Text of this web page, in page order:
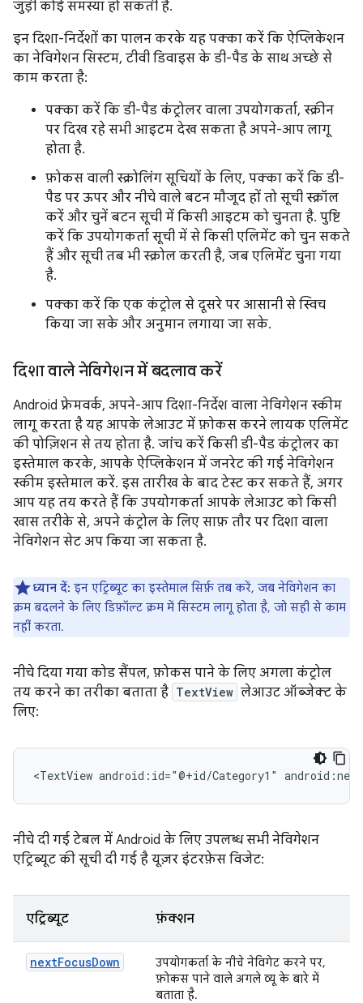
जुड़ी कोई समस्या हो सकती है.
इन दिशा-निर्देशों का पालन करके यह पक्का करें कि ऐप्लिकेशन
का नेविगेशन सिस्टम, टीवी डिवाइस के डी-पैड के साथ अच्छे से
काम करता है:
पक्का करें कि डी-पैड कंट्रोलर वाला उपयोगकर्ता, स्क्रीन
पर दिख रहे सभी आइटम देख सकता है अपने-आप लागू
होता है.
फ़ोकस वाली स्क्रोलिंग सूचियों के लिए, पक्का करें कि डी-
पैड पर ऊपर और नीचे वाले बटन मौजूद हों तो सूची स्क्रॉल
करें और चुनें बटन सूची में किसी आइटम को चुनता है. पुष्टि
करें कि उपयोगकर्ता सूची में से किसी एलिमेंट को चुन सकते
हैं और सूची तब भी स्क्रोल करती है, जब एलिमेंट चुना गया
है.
पक्का करें कि एक कंट्रोल से दूसरे पर आसानी से स्विच
किया जा सके और अनुमान लगाया जा सके.
दिशा वाले नेविगेशन में बदलाव करें
Android फ़्रेमवर्क, अपने-आप दिशा-निर्देश वाला नेविगेशन स्कीम
लागू करता है यह आपके लेआउट में फ़ोकस करने लायक एलिमेंट
की पोज़िशन से तय होता है. जांच करें किसी डी-पैड कंट्रोलर का
इस्तेमाल करके, आपके ऐप्लिकेशन में जनरेट की गई नेविगेशन
स्कीम इस्तेमाल करें. इस तारीख के बाद टेस्ट कर सकते हैं, अगर
आप यह तय करते हैं कि उपयोगकर्ता आपके लेआउट को किसी
खास तरीके से, अपने कंट्रोल के लिए साफ़ तौर पर दिशा वाला
नेविगेशन सेट अप किया जा सकता है.
ध्यान दें: इन एट्रिब्यूट का इस्तेमाल सिर्फ़ तब करें, जब नेविगेशन का
क्रम बदलने के लिए डिफ़ॉल्ट क्रम में सिस्टम लागू होता है, जो सही से काम
नहीं करता.
नीचे दिया गया कोड सैंपल, फ़ोकस पाने के लिए अगला कंट्रोल
तय करने का तरीका बताता है TextView लेआउट ऑब्जेक्ट के
लिए:
<TextView android:id="@+id/Category1"
नीचे दी गई टेबल में Android के लिए उपलब्ध सभी नेविगेशन
एट्रिब्यूट की सूची दी गई है यूज़र इंटरफ़ेस विजेट:
एट्रिब्यूट फ़ंक्शन
nextFocusDown
उपयोगकर्ता के नीचे नेविगेट करने पर,
फ़ोकस पाने वाले अगले व्यू के बारे में
बताता है.